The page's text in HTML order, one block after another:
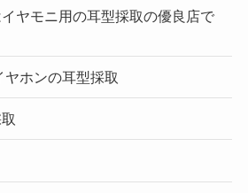
ヤモニ用の耳型採取の優良店で
ホンの耳型採取